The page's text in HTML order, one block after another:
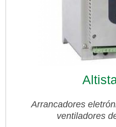
Arrancadores
ventiladores